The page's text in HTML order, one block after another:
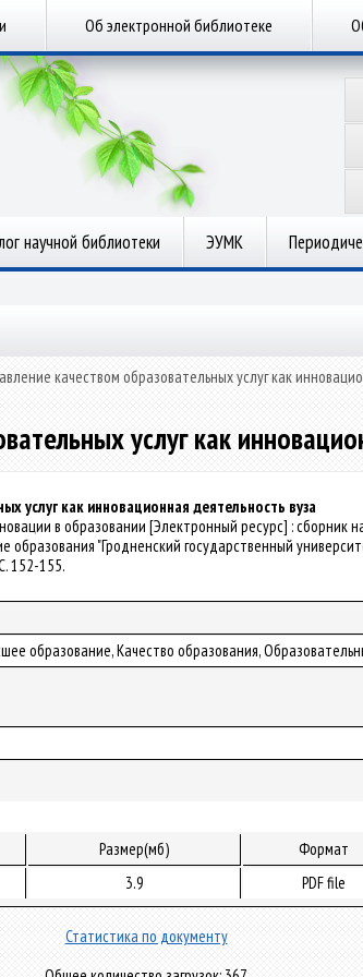
Об электронной библиотеке
научной библиотеки ЭУМК
качеством образовательных услуг как
услуг как
услуг как инновационная деятельность вуза
в образовании [Электронный ресурс] : сборник
образования "Гродненский государственный
152-155.
образование, Качество образования,
Размер(мб)
Формат
3.9 PDF file
Статистика по документу